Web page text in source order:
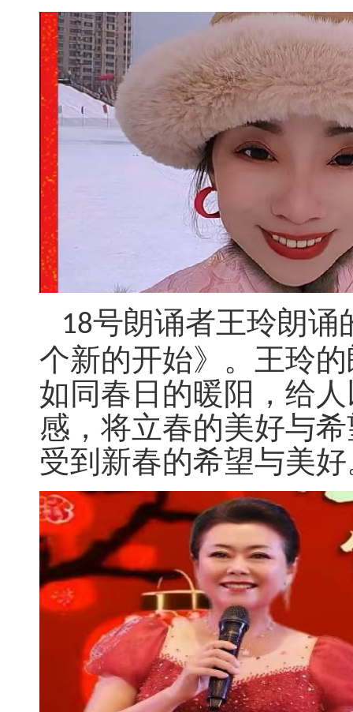
18号朗诵者王玲朗诵
个新的开始》。王玲
如同春日的暖阳，给
感，将立春的美好与
受到新春的希望与美